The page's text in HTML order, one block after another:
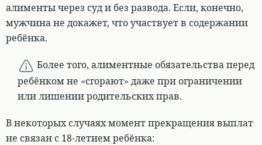
алименты через суд и без развода. Если, конечно,
мужчина не докажет, что участвует в содержании
ребёнка.
Более того, алиментные обязательства перед
ребёнком не «сгорают» даже при ограничении
или лишении родительских прав.
В некоторых случаях момент прекращения выплат
не связан с 18-летием ребёнка: